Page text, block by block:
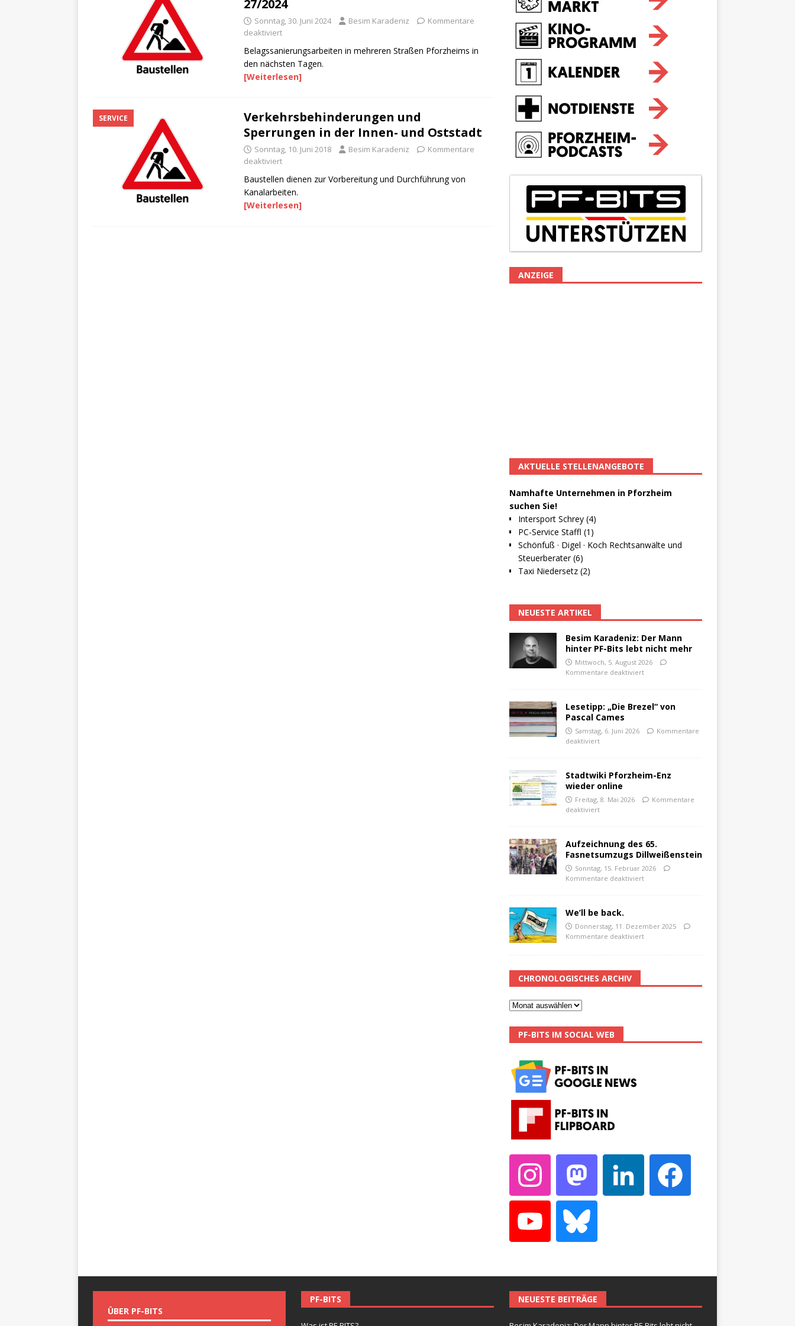
27/2024
Sonntag, 30. Juni 2024 Besim Karadeniz
Kommentare
deaktiviert
Belagssanierungsarbeiten in mehreren Straßen Pforzheims in
den nächsten Tagen.
[Weiterlesen]
SERVICE
Verkehrsbehinderungen und
Sperrungen in der Innen- und Oststadt
Sonntag, 10. Juni 2018 Besim Karadeniz
Kommentare
deaktiviert
Baustellen dienen zur Vorbereitung und Durchführung von
Kanalarbeiten.
[Weiterlesen]
ANZEIGE
AKTUELLE STELLENANGEBOTE
Namhafte Unternehmen in Pforzheim
suchen Sie!
Intersport Schrey (4)
PC-Service Staffl (1)
Schönfuß · Digel · Koch Rechtsanwälte und
Steuerberater (6)
Taxi Niedersetz (2)
NEUESTE ARTIKEL
Besim Karadeniz: Der Mann
hinter PF-Bits lebt nicht mehr
Mittwoch, 5. August 2026
Kommentare deaktiviert
Lesetipp: „Die Brezel“ von
Pascal Cames
Samstag, 6. Juni 2026
Kommentare
deaktiviert
Stadtwiki Pforzheim-Enz
wieder online
Freitag, 8. Mai 2026
Kommentare
deaktiviert
Aufzeichnung des 65.
Fasnetsumzugs Dillweißenstein
Sonntag, 15. Februar 2026
Kommentare deaktiviert
We’ll be back.
Donnerstag, 11. Dezember 2025
Kommentare deaktiviert
CHRONOLOGISCHES ARCHIV
PF-BITS IM SOCIAL WEB
ÜBER PF-BITS
PF-BITS NEUESTE BEITRÄGE